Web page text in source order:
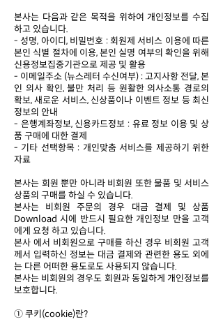
본사는 다음과 같은 목적을 위하여 개인정보를 수집
하고 있습니다.
- 성명, 아이디, 비밀번호 : 회원제 서비스 이용에 따른
본인 식별 절차에 이용, 본인 실명 여부의 확인을 위해
신용정보집중기관으로 제공 및 활용
- 이메일주소 (뉴스레터 수신여부) : 고지사항 전달, 본
인 의사 확인, 불만 처리 등 원활한 의사소통 경로의
확보, 새로운 서비스, 신상품이나 이벤트 정보 등 최신
정보의 안내
- 은행계좌정보, 신용카드정보 : 유료 정보 이용 및 상
품 구매에 대한 결제
- 기타 선택항목 : 개인맞춤 서비스를 제공하기 위한
자료
본사는 회원 뿐만 아니라 비회원 또한 물품 및 서비스
상품의 구매를 하실 수 있습니다.
본사는 비회원 주문의 경우 대금 결제 및 상품
Download 시에 반드시 필요한 개인정보 만을 고객
에게 요청 하고 있습니다.
본사 에서 비회원으로 구매를 하신 경우 비회원 고객
께서 입력하신 정보는 대금 결제와 관련한 용도 외에
는 다른 어떠한 용도로도 사용되지 않습니다.
본사는 비회원의 경우도 회원과 동일하게 개인정보를
보호합니다.
① 쿠키(cookie)란?